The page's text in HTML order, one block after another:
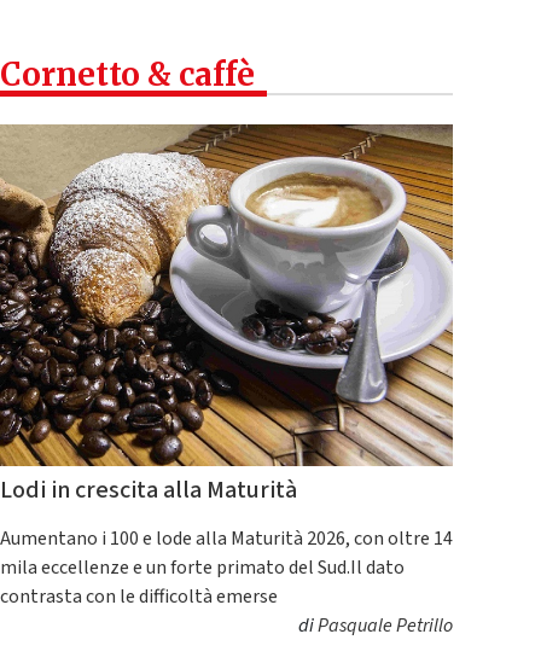
Cornetto & caffè
Lodi in crescita alla Maturità
Aumentano i 100 e lode alla Maturità 2026, con oltre 14
mila eccellenze e un forte primato del Sud.Il dato
contrasta con le difficoltà emerse
diPasquale Petrillo